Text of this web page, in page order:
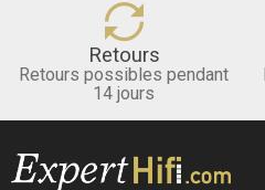
Retours
Retours possibles pendant
14 jours